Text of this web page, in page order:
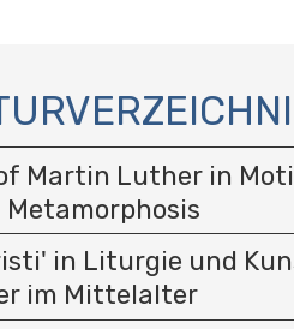
Martin Luther in
in Liturgie und
im Mittelalter